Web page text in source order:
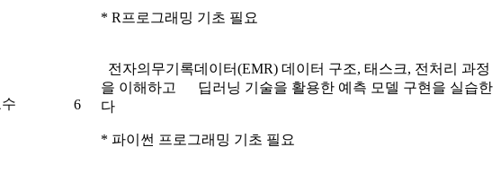
* R프로그래밍 기초 필요
6
전자의무기록데이터(EMR) 데이터 구조, 태스크, 전처리 과정
을 이해하고 딥러닝 기술을 활용한 예측 모델 구현을 실습한
다
* 파이썬 프로그래밍 기초 필요